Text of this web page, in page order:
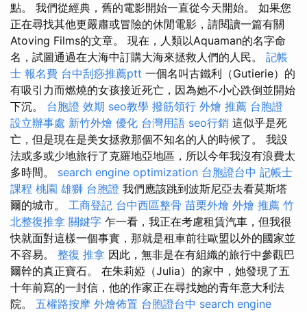
點。 我們從經典，舊的電影開始一直從今天開始。 如果您
正在尋找其他更嚴肅或冒險的休閒電影，請閱讀一篇有關
Atoving Films的文章。 現在，人類以Aquaman的名字命
名，試圖通過在大海中訂購大海來拯救人們的人民。 記帳
士 報名費 台中刮痧推薦ptt 一個名叫古鐵利（Gutierie）的
有吸引力而燃燒的女孩接近死亡，因為她不小心跌倒並開始
下沉。 台胞證 效期 seo教學 撥筋領行 外燴 推薦 台胞證
設立辦事處 新竹外燴 優化 台灣用語 seo行銷 這似乎是死
亡，但是現在是美女拯救那個不知名的人的時候了。 我設
法或多或少地旅行了克羅地亞地區，所以今年我沒有浪費太
多時間。 search engine optimization 台胞證台中 記帳士
課程 桃園 雄獅 台胞證 我們應該跳到波斯尼亞去看莫斯塔
爾的城市。 工商登記 台中西區整骨 苗栗外燴 外燴 推薦 竹
北整復推拿 關鍵字 乍一看，我正在考慮租賃汽車，但我很
快就面對這樣一個事實，那就是租車前往歐盟以外的國家並
不容易。 整復 推拿 因此，無非是在有組織的旅行中參觀巴
爾幹的真正寶石。 在朱莉婭（Julia）的家中，她發現了五
十年前寫的一封信，他的作家正在尋找她的青年意大利法
院。 五權路按摩 外燴佈置 台胞證台中 search engine